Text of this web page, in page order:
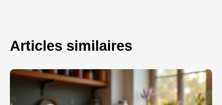
Articles similaires